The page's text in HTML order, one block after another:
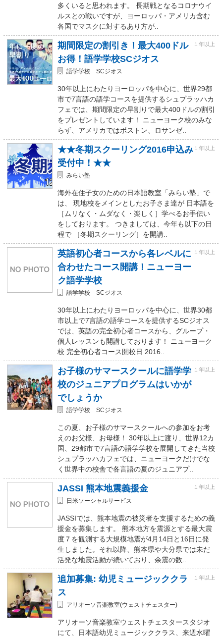
多くいると思われます。 長期戦となるコロナウイ
ルスとの戦いですが、ヨーロッパ・アメリカ含む
各国でマスクに対するあり方が..
期間限定の割引き！最大400ドル
お得！語学学校SCジオス
１年以上
語学学校 SCジオス
30年以上にわたりヨーロッパを中心に、世界29都
市で7言語の語学コースを提供するシュプラッハカ
フェでは、期間限定の早割りで最大400ドルの割引
をプレゼントしています！ ニューヨーク校のみな
らず、アメリカではボストン、ロサンゼ..
★★冬期スクーリング2016申込み
受付中！★★
１年以上
みらい塾
海外在住子女のための日本語教室「みらい塾」で
は、 現地校をメインとしたお子さま達が 日本語を
［ムリなく・ムダなく・楽しく］学べるお手伝い
をしております。 つきましては、今年も以下の日
程で ［冬期スクーリング］を開講..
英語初心者コースから各レベルに
合わせたコース開講！ニューヨー
ク語学学校
１年以上
語学学校 SCジオス
30年以上にわたりヨーロッパを中心に、世界30都
市以上で7言語の語学コースを提供するSCジオス
では、英語の完全初心者コースから、グループ・
個人レッスンも開講しております！ ニューヨーク
校 完全初心者コース開校日 2016..
お子様のサマースクールに語学学
校のジュニアプログラムはいかが
でしょうか
１年以上
語学学校 SCジオス
この夏、お子様のサマースクールへの参加をお考
えのお父様、お母様！ 30年以上に渡り、世界12カ
国、29都市で7言語の語学学校を展開してきた当校
シュプラッハカフェでは、ニューヨークだけでな
く世界中の校舎で各言語の夏のジュニアプ..
JASSI 熊本地震義援金 １年以上
日米ソーシャルサービス
JASSIでは、熊本地震の被災者を支援するための義
援金を募集します。 熊本地方を震源とする最大震
度７を観測する大規模地震が4月14日と16日に発
生しました。それ以降、熊本県や大分県では未だ
活発な地震活動が続いており、余震の数..
追加募集: 幼児ミュージッククラ
ス
１年以上
アリオーソ音楽教室(ウェストチェスター)
アリオーソ音楽教室ウェストチェスタースタジオ
にて、日本語幼児ミュージッククラス、来週水曜